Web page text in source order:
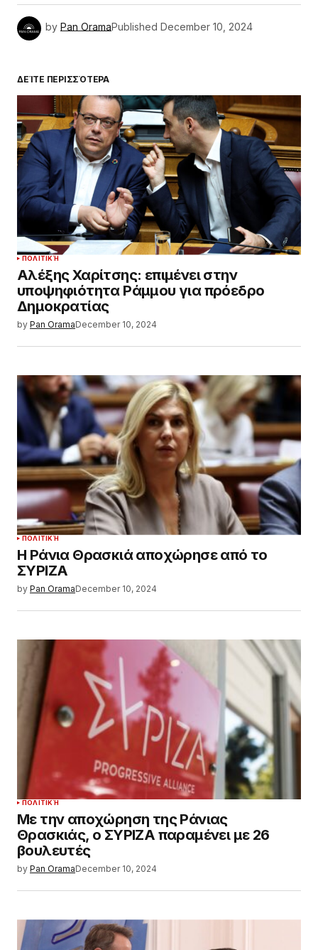
by Pan OramaPublished December 10, 2024
ΔΕΊΤΕ ΠΕΡΙΣΣΌΤΕΡΑ
ΠΟΛΙΤΙΚΉ
Αλέξης Χαρίτσης: επιμένει στην
υποψηφιότητα Ράμμου για πρόεδρο
Δημοκρατίας
by Pan OramaDecember 10, 2024
ΠΟΛΙΤΙΚΉ
Η Ράνια Θρασκιά αποχώρησε από το
ΣΥΡΙΖΑ
by Pan OramaDecember 10, 2024
ΠΟΛΙΤΙΚΉ
Με την αποχώρηση της Ράνιας
Θρασκιάς, ο ΣΥΡΙΖΑ παραμένει με 26
βουλευτές
by Pan OramaDecember 10, 2024